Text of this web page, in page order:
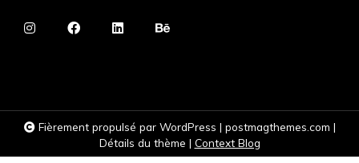
Fièrement propulsé par WordPress | postmagthemes.com |
Détails du thème | Context Blog